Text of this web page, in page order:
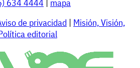
634 4444 | mapa
de privacidad | Misión, Visión,
editorial